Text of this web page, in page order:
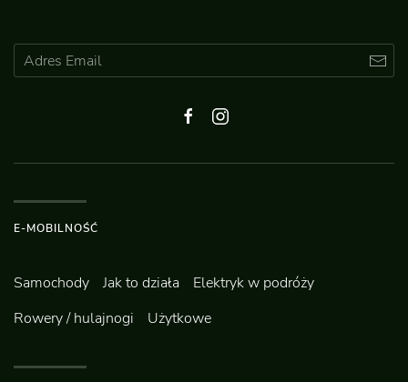
E-MOBILNOŚĆ
Samochody Jak to działa
Elektryk w podróży
Rowery / hulajnogi
Użytkowe